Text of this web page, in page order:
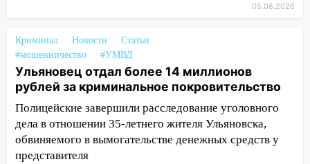
Четыре года борьбы: ульяновские
за плесень на стенах
05:00 Кому 6 августа звезды сулят
прибыль, а кому — испытания на
прочность
05.08.2026
22:58 Соцсети: на проспекте Тюленева
ДТП с мотоциклистом
05.08.2026
Криминал Новости
Статьи
#мошенничество
#УМВД
Ульяновец отдал более 14 миллионов
рублей за криминальное покровительство
Полицейские завершили расследование уголовного
дела в отношении 35-летнего жителя Ульяновска,
обвиняемого в вымогательстве денежных средств у
представителя